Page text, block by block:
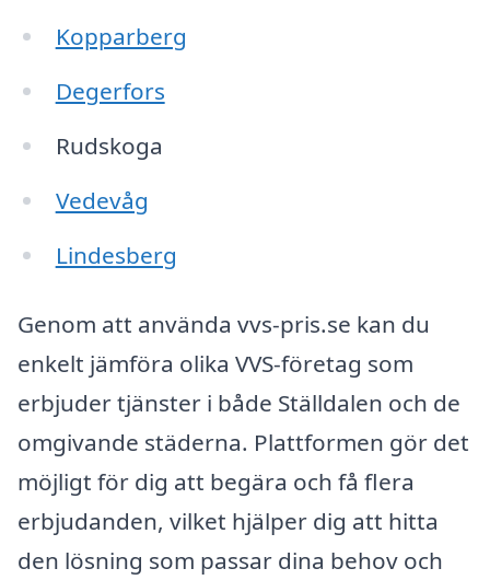
Kopparberg
Degerfors
Rudskoga
Vedevåg
Lindesberg
Genom att använda vvs-pris.se kan du
enkelt jämföra olika VVS-företag som
erbjuder tjänster i både Ställdalen och de
omgivande städerna. Plattformen gör det
möjligt för dig att begära och få flera
erbjudanden, vilket hjälper dig att hitta
den lösning som passar dina behov och